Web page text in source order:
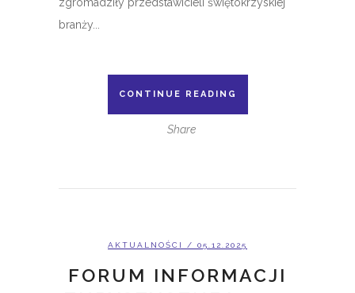
zgromadziły przedstawicieli świętokrzyskiej
branży...
CONTINUE READING
Share
AKTUALNOŚCI / 05.12.2025
FORUM INFORMACJI